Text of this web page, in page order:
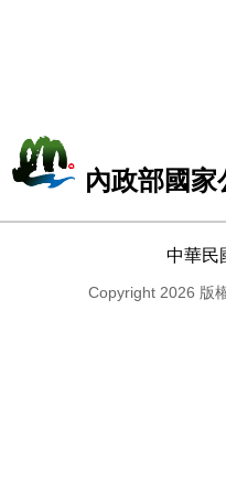
內政部國
中華民
Copyright 2026 版